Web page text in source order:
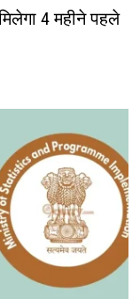
4 महीने पहले